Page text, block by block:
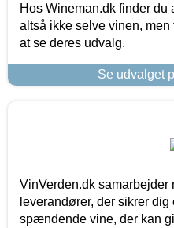
Hos Wineman.dk finder
altså ikke selve vinen,
at se deres udvalg.
Se udvalget
VinVerden.dk
leverandører, der sikrer
spændende vine, der kan